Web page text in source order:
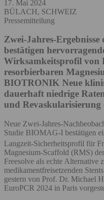
17. Mai 2024
BÜLACH, SCHWEIZ
Pressemitteilung
Zwei-Jahres-
bestätigen
Wirksamkeitsprofil von
resorbierbaren
BIOTRONIK Neue
dauerhaft niedrige
und Revaskularisierung
Neue Zwei-Jahres-
Studie BIOMAG-I bestätigen
Langzeit-Sicherheitsprofil für
Magnesium-Scaffold (RMS)
Freesolve als echte Alternative
medikamentfreisetzenden
gestern von Prof. Dr. Michael
EuroPCR 2024 in Paris